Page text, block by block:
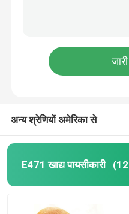
खाद्य ग्रेड पायसीकारी
डिस्टिल्ड मोनोग्लिसराइड
कोषेर प्रमाणित PGE
अन्य श्रेणियों अमेरिका से
E471 खाद्य पायसीकारी